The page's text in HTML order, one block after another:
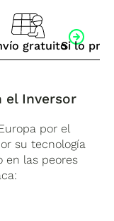
gratuitoSi lo
el Inversor
por el
su tecnología
en las peores